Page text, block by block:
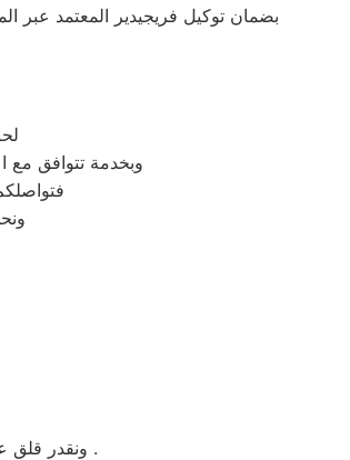
بضمان توكيل فريجيدير المعتمد عبر
وبخدمة تتوافق مع
ونقدر قلق عميل مركز صيانة فريجيدير شبين الكوم ونثمن وقته. لذلك عادة هناك بعض المحافظات لايوجد بها فروع لنا اوالفرع تحت الانشاء .